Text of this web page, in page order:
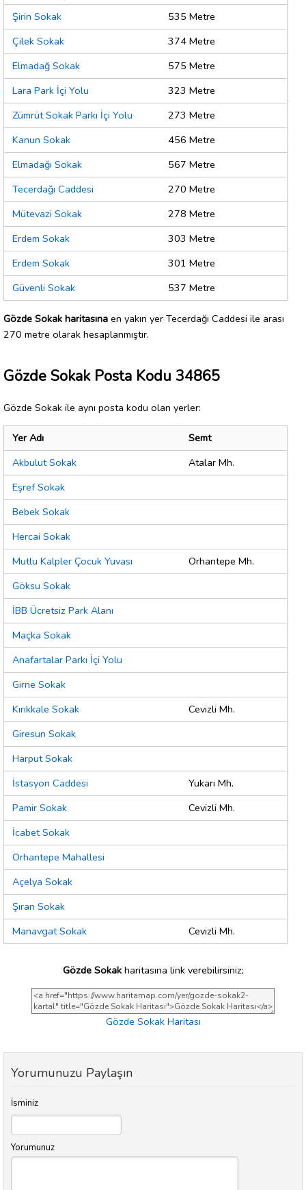
Şirin Sokak
535 Metre
Çilek Sokak
374 Metre
Elmadağ Sokak
575 Metre
Lara Park İçi Yolu
323 Metre
Zümrüt Sokak Parkı İçi Yolu
273 Metre
Kanun Sokak
456 Metre
Elmadağı Sokak
567 Metre
Tecerdağı Caddesi
270 Metre
Mütevazi Sokak
278 Metre
Erdem Sokak
303 Metre
Erdem Sokak
301 Metre
Güvenli Sokak
537 Metre
Gözde Sokak haritasına en yakın yer Tecerdağı Caddesi ile arası
270 metre olarak hesaplanmıştır.
Gözde Sokak Posta Kodu 34865
Gözde Sokak ile aynı posta kodu olan yerler:
Yer Adı
Semt
Akbulut Sokak
Atalar Mh.
Eşref Sokak
Bebek Sokak
Hercai Sokak
Mutlu Kalpler Çocuk Yuvası
Orhantepe Mh.
Göksu Sokak
İBB Ücretsiz Park Alanı
Maçka Sokak
Anafartalar Parkı İçi Yolu
Girne Sokak
Kırıkkale Sokak
Cevizli Mh.
Giresun Sokak
Harput Sokak
İstasyon Caddesi
Yukarı Mh.
Pamir Sokak
Cevizli Mh.
İcabet Sokak
Orhantepe Mahallesi
Açelya Sokak
Şıran Sokak
Manavgat Sokak
Cevizli Mh.
Gözde Sokakharitasına link verebilirsiniz;
Gözde Sokak Haritası
Yorumunuzu Paylaşın
İsminiz
Yorumunuz